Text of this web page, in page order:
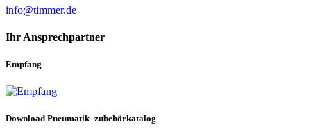
info@timmer.de
Ihr Ansprechpartner
Empfang
Download Pneumatik- zubehörkatalog